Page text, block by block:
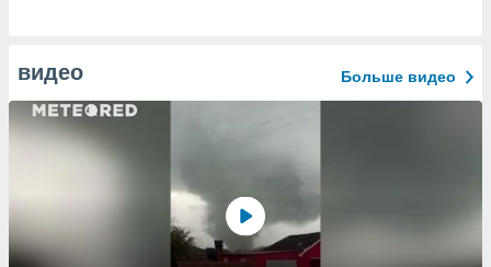
видео Больше видео